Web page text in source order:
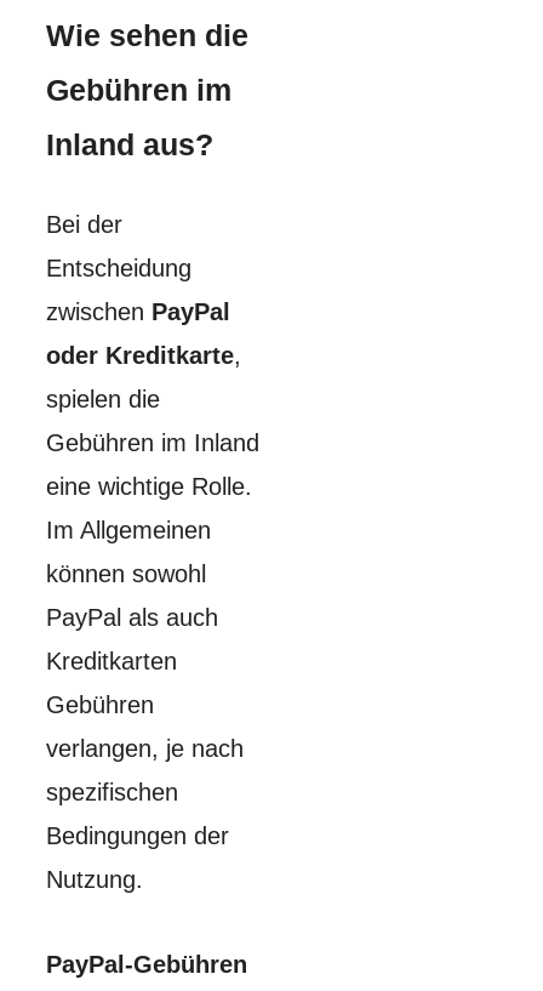
Wie sehen die
Gebühren im
Inland aus?
Bei der
Entscheidung
zwischen PayPal
oder Kreditkarte,
spielen die
Gebühren im Inland
eine wichtige Rolle.
Im Allgemeinen
können sowohl
PayPal als auch
Kreditkarten
Gebühren
verlangen, je nach
spezifischen
Bedingungen der
Nutzung.
PayPal-Gebühren